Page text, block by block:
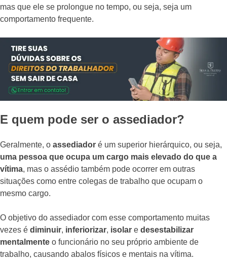
mas que ele se prolongue no tempo, ou seja, seja um
comportamento frequente.
E quem pode ser o assediador?
Geralmente, o assediador é um superior hierárquico, ou seja,
uma pessoa que ocupa um cargo mais elevado do que a
vítima, mas o assédio também pode ocorrer em outras
situações como entre colegas de trabalho que ocupam o
mesmo cargo.
O objetivo do assediador com esse comportamento muitas
vezes é diminuir, inferiorizar, isolar e desestabilizar
mentalmente o funcionário no seu próprio ambiente de
trabalho, causando abalos físicos e mentais na vítima.